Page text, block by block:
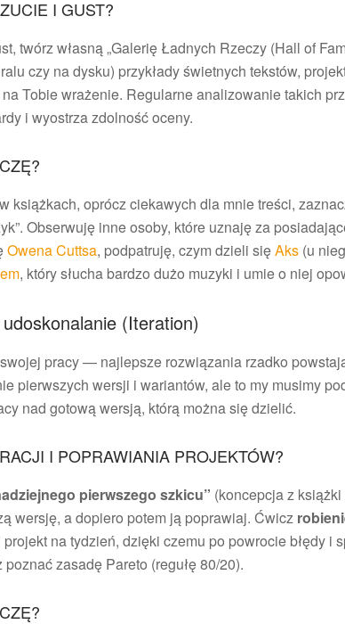
I GUST?
twórz własną „Galerię Ładnych Rzeczy (Hall of
czy na dysku) przykłady świetnych tekstów,
Tobie wrażenie. Regularne analizowanie takich
i wyostrza zdolność oceny.
książkach, oprócz ciekawych dla mnie treści,
Obserwuję inne osoby, które uznaję za
Owena Cuttsa, podpatruję, czym dzieli sięAks (u
, który słucha bardzo dużo muzyki i umie o niej
(Iteration)
pracy — najlepsze rozwiązania rzadko
pierwszych wersji i wariantów, ale to my musimy
nad gotową wersją, którą można się dzielić.
I POPRAWIANIA PROJEKTÓW?
pierwszego szkicu” (koncepcja z
wersję, a dopiero potem ją poprawiaj. Ćwicz
projekt na tydzień, dzięki czemu po powrocie błędy i
zasadę Pareto (regułę 80/20).